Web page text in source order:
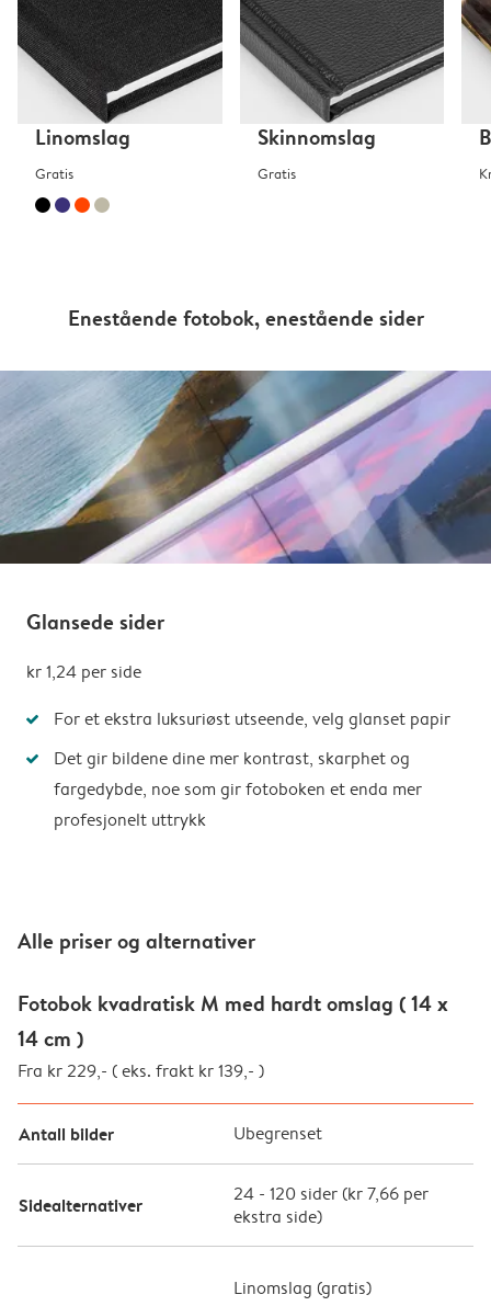
Linomslag
Gratis
Skinnomslag
Gratis
Enestående fotobok, enestående sider
Glansede sider
kr 1,24 per side
For et ekstra luksuriøst utseende, velg glanset papir
Det gir bildene dine mer kontrast, skarphet og
fargedybde, noe som gir fotoboken et enda mer
profesjonelt uttrykk
Alle priser og alternativer
Fotobok kvadratisk M med hardt omslag ( 14 x
14 cm )
Fra kr 229,- ( eks. frakt kr 139,- )
Antall bilder Ubegrenset
Sidealternativer 24 - 120 sider (kr 7,66 per
ekstra side)
Linomslag (gratis)